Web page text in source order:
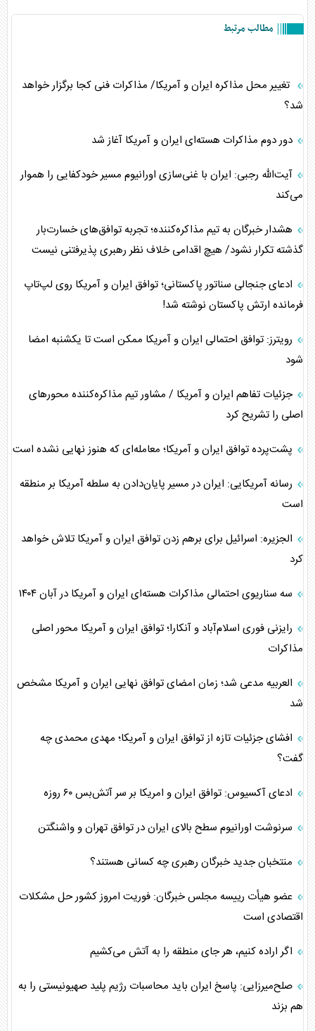
مطالب مرتبط
تغییر محل مذاکره ایران و آمریکا/ مذاکرات فنی کجا برگزار خواهد
شد؟
دور دوم مذاکرات هسته‌ای ایران و آمریکا آغاز شد
آیت‌الله رجبی: ایران با غنی‌سازی اورانیوم مسیر خودکفایی را هموار
می‌کند
هشدار خبرگان به تیم مذاکره‌کننده؛ تجربه توافق‌های خسارت‌بار
گذشته تکرار نشود/ هیچ اقدامی خلاف نظر رهبری پذیرفتنی نیست
ادعای جنجالی سناتور پاکستانی؛ توافق ایران و آمریکا روی لپ‌تاپ
فرمانده ارتش پاکستان نوشته شد!
رویترز: توافق احتمالی ایران و آمریکا ممکن است تا یکشنبه امضا
شود
جزئیات تفاهم ایران و آمریکا / مشاور تیم مذاکره‌کننده محورهای
اصلی را تشریح کرد
پشت‌پرده توافق ایران و آمریکا؛ معامله‌ای که هنوز نهایی نشده است
رسانه آمریکایی: ایران در مسیر پایان‌دادن به سلطه آمریکا بر منطقه
است
الجزیره: اسرائیل برای برهم زدن توافق ایران و آمریکا تلاش خواهد
کرد
سه سناریوی احتمالی مذاکرات هسته‌ای ایران و آمریکا در آبان ۱۴۰۴
رایزنی فوری اسلام‌آباد و آنکارا؛ توافق ایران و آمریکا محور اصلی
مذاکرات
العربیه مدعی شد؛ زمان امضای توافق نهایی ایران و آمریکا مشخص
شد
افشای جزئیات تازه از توافق ایران و آمریکا؛ مهدی محمدی چه
گفت؟
ادعای آکسیوس: توافق ایران و امریکا بر سر آتش‌بس ۶۰ روزه
سرنوشت اورانیوم سطح بالای ایران در توافق تهران و واشنگتن
منتخبان جدید خبرگان رهبری چه کسانی هستند؟
عضو هیأت رییسه مجلس خبرگان: فوریت امروز کشور حل مشکلات
اقتصادی است
اگر اراده کنیم، هر جای منطقه را به آتش می‌کشیم
صلح‌میرزایی: پاسخ ایران باید محاسبات رژیم پلید صهیونیستی را به
هم بزند